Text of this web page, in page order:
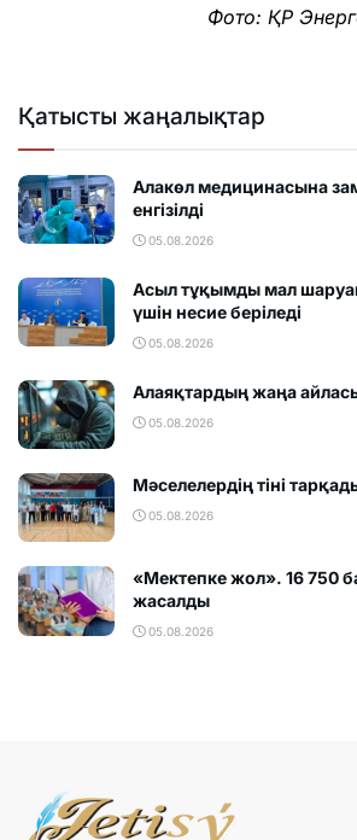
Фото: ҚР
Қатысты жаңалықтар
Алакөл медицинасына
енгізілді
05.08.2026
Асыл тұқымды мал
үшін несие беріледі
05.08.2026
Алаяқтардың жаңа
05.08.2026
Мәселелердің тіні
05.08.2026
«Мектепке жол». 16 750
жасалды
05.08.2026